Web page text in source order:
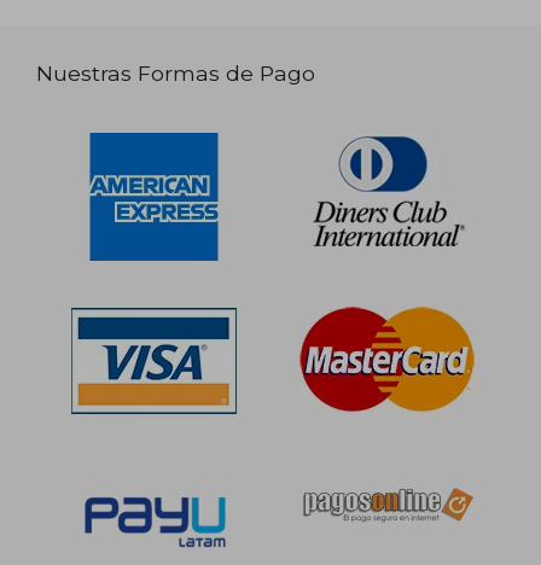
Nuestras Formas de Pago